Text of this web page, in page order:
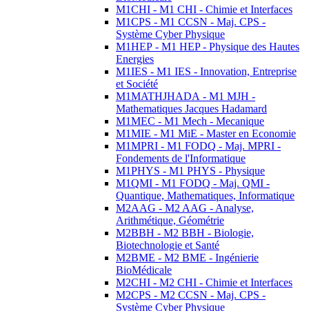
M1CHI - M1 CHI - Chimie et Interfaces
M1CPS - M1 CCSN - Maj. CPS -
Système Cyber Physique
M1HEP - M1 HEP - Physique des Hautes
Energies
M1IES - M1 IES - Innovation, Entreprise
et Société
M1MATHJHADA - M1 MJH -
Mathematiques Jacques Hadamard
M1MEC - M1 Mech - Mecanique
M1MIE - M1 MiE - Master en Economie
M1MPRI - M1 FODQ - Maj. MPRI -
Fondements de l'Informatique
M1PHYS - M1 PHYS - Physique
M1QMI - M1 FODQ - Maj. QMI -
Quantique, Mathematiques, Informatique
M2AAG - M2 AAG - Analyse,
Arithmétique, Géométrie
M2BBH - M2 BBH - Biologie,
Biotechnologie et Santé
M2BME - M2 BME - Ingénierie
BioMédicale
M2CHI - M2 CHI - Chimie et Interfaces
M2CPS - M2 CCSN - Maj. CPS -
Système Cyber Physique